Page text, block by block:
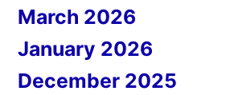
March 2026
January 2026
December 2025